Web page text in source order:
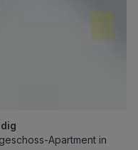
Apartment in